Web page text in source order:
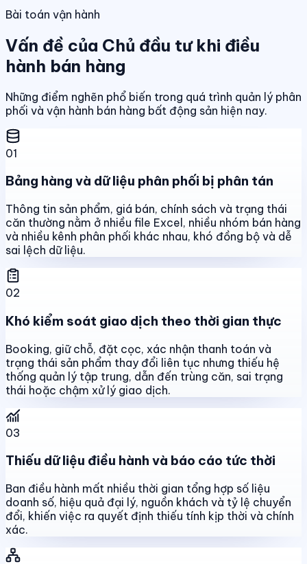
Bài toán vận hành
Vấn đề của Chủ đầu tư khi điều
hành bán hàng
Những điểm nghẽn phổ biến trong quá trình quản lý phân
phối và vận hành bán hàng bất động sản hiện nay.
01
Bảng hàng và dữ liệu phân phối bị phân tán
Thông tin sản phẩm, giá bán, chính sách và trạng thái
căn thường nằm ở nhiều file Excel, nhiều nhóm bán hàng
và nhiều kênh phân phối khác nhau, khó đồng bộ và dễ
sai lệch dữ liệu.
02
Khó kiểm soát giao dịch theo thời gian thực
Booking, giữ chỗ, đặt cọc, xác nhận thanh toán và
trạng thái sản phẩm thay đổi liên tục nhưng thiếu hệ
thống quản lý tập trung, dẫn đến trùng căn, sai trạng
thái hoặc chậm xử lý giao dịch.
03
Thiếu dữ liệu điều hành và báo cáo tức thời
Ban điều hành mất nhiều thời gian tổng hợp số liệu
doanh số, hiệu quả đại lý, nguồn khách và tỷ lệ chuyển
đổi, khiến việc ra quyết định thiếu tính kịp thời và chính
xác.